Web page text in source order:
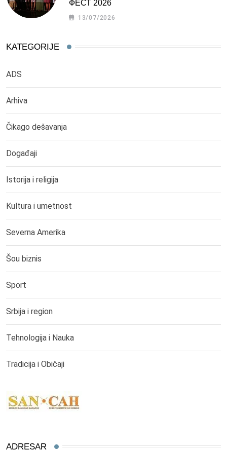
ФЕСТ 2026
13/07/2026
KATEGORIJE
ADS
Arhiva
Čikago dešavanja
Događaji
Istorija i religija
Kultura i umetnost
Severna Amerika
Šou biznis
Sport
Srbija i region
Tehnologija i Nauka
Tradicija i Običaji
ADRESAR